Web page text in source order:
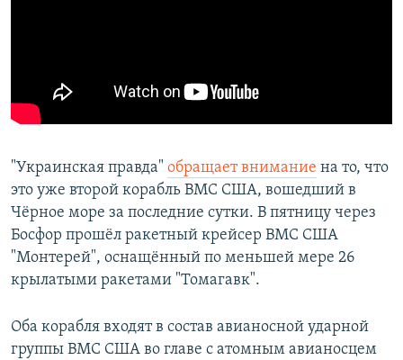
"Украинская правда" обращает внимание на то, что
это уже второй корабль ВМС США, вошедший в
Чёрное море за последние сутки. В пятницу через
Босфор прошёл ракетный крейсер ВМС США
"Монтерей", оснащённый по меньшей мере 26
крылатыми ракетами "Томагавк".
Оба корабля входят в состав авианосной ударной
группы ВМС США во главе с атомным авианосцем